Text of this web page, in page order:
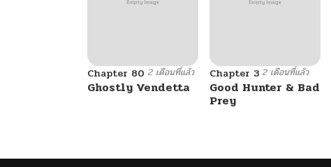
Chapter 80 2 เดือนที่แล้ว
Ghostly Vendetta
Chapter 3 2 เดือนที่แล้ว
Good Hunter & Bad
Prey